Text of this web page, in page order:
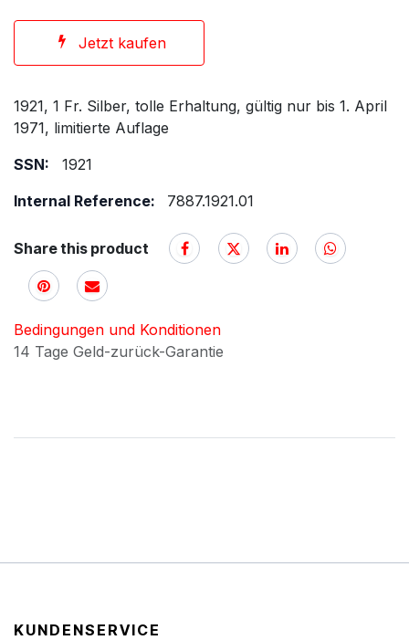
Jetzt kaufen
1921, 1 Fr. Silber, tolle Erhaltung, gültig nur bis 1. April
1971, limitierte Auflage
SSN:
1921
Internal Reference:
7887.1921.01
Share this product
Bedingungen und Konditionen
14 Tage Geld-zurück-Garantie
KUNDENSERVICE